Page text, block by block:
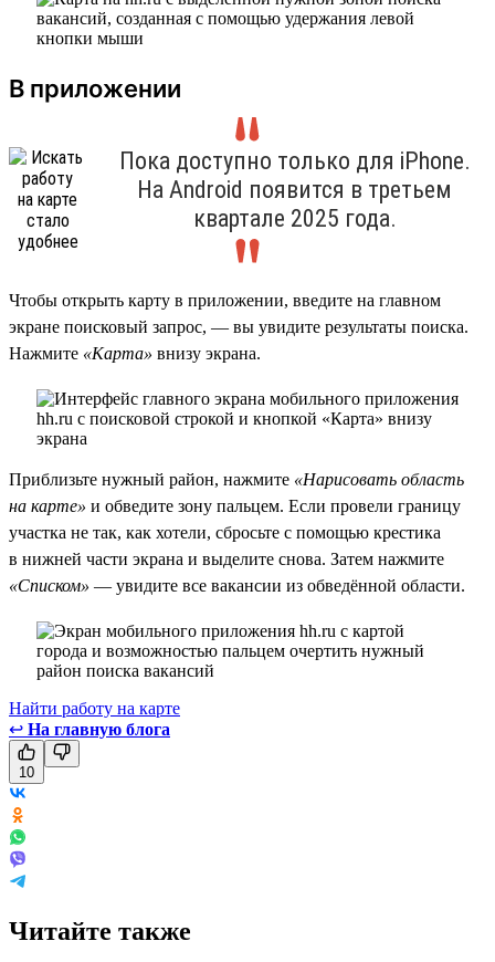
В приложении
Пока доступно только для iPhone.
На Android появится в третьем
квартале 2025 года.
Чтобы открыть карту в приложении, введите на главном
экране поисковый запрос, — вы увидите результаты поиска.
Нажмите «Карта» внизу экрана.
Приблизьте нужный район, нажмите «Нарисовать область
на карте» и обведите зону пальцем. Если провели границу
участка не так, как хотели, сбросьте с помощью крестика
в нижней части экрана и выделите снова. Затем нажмите
«Списком» — увидите все вакансии из обведённой области.
Найти работу на карте
↩ На главную блога
10
Читайте также